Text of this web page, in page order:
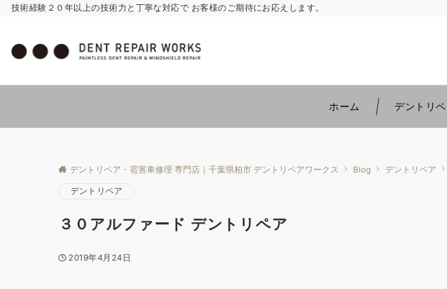
技術経験２０年以上の技術力と丁寧な対応で お客様のご期待にお応えします。
ホーム デントリ
デントリペア・雹害車修理 専門店｜千葉県柏市 デントリペアワークス Blog デントリペア
デントリペア
３０アルファード デントリペア
2019年4月24日